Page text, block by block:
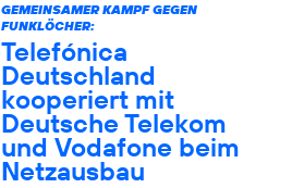
GEMEINSAMER KAMPF GEGEN
FUNKLÖCHER:
Telefónica
Deutschland
kooperiert mit
Deutsche Telekom
und Vodafone beim
Netzausbau